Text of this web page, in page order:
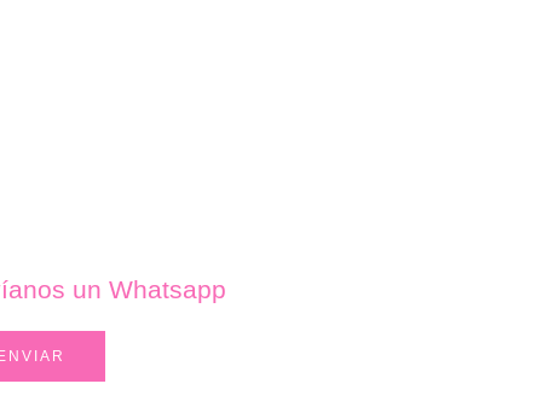
un Whatsapp
ENVIAR